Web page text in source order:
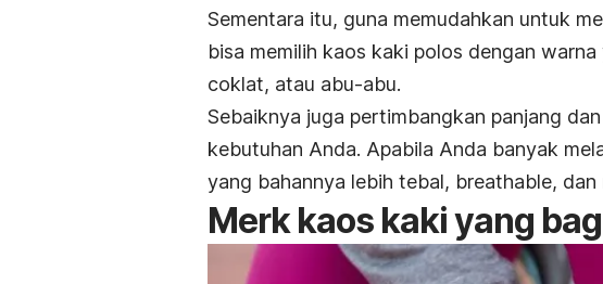
Sementara itu, guna memudahkan untuk
bisa memilih kaos kaki polos dengan
coklat, atau abu-abu.
Sebaiknya juga pertimbangkan panjang
kebutuhan Anda. Apabila Anda banyak
yang bahannya lebih tebal, breathable, dan
Merk kaos kaki yang